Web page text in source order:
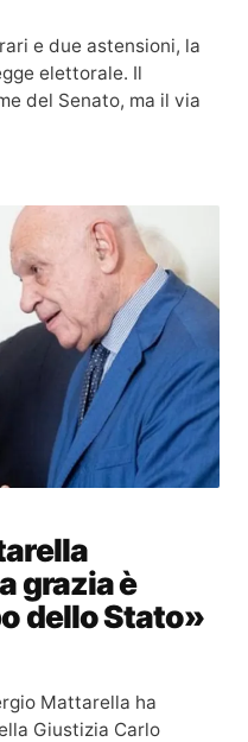
e due astensioni, la
elettorale. Il
del Senato, ma il via
grazia è
dello Stato»
Mattarella ha
Giustizia Carlo